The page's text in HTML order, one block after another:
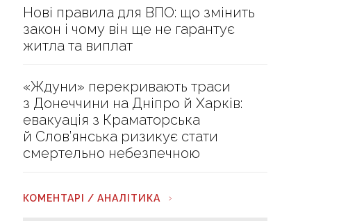
Нові правила для ВПО: що змінить
закон і чому він ще не гарантує
житла та виплат
«Ждуни» перекривають траси
з Донеччини на Дніпро й Харків:
евакуація з Краматорська
й Слов’янська ризикує стати
смертельно небезпечною
КОМЕНТАРІ / АНАЛІТИКА